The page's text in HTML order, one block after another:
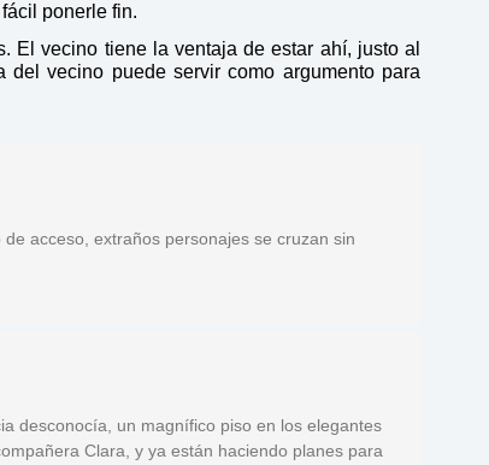
ponerle fin.
El vecino tiene la ventaja de estar ahí, justo al
del vecino puede servir como argumento para
acceso, extraños personajes se cruzan sin
desconocía, un magnífico piso en los elegantes
Clara, y ya están haciendo planes para